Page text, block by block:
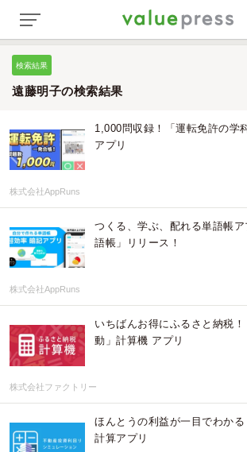
検索結果
遠藤明子の検索結果
1,000問収録！「運転免許の学
アプリ
株式会社AppRuns
つくる、学ぶ、配れる単語帳
語帳」リリース！
株式会社AppRuns
いちばんお得にふるさと納税
動」計算機 アプリ
株式会社ファクトリー
ほんとうの利益が一目でわか
計算アプリ